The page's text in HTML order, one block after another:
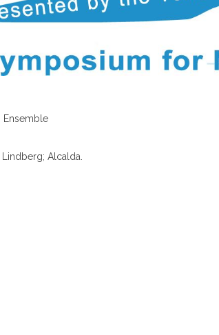
Ensemble
Alcalda.